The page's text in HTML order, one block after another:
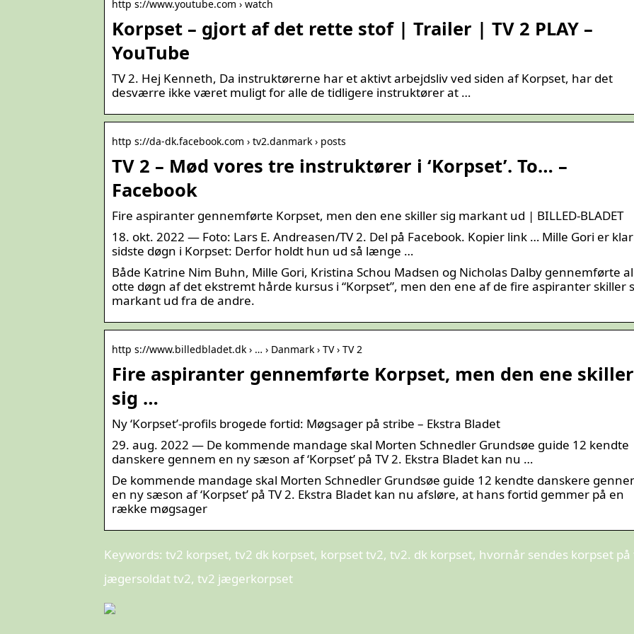
http s://www.youtube.com › watch
Korpset – gjort af det rette stof | Trailer | TV 2 PLAY –
YouTube
TV 2. Hej Kenneth, Da instruktørerne har et aktivt arbejdsliv ved siden af Korpset, har det
desværre ikke været muligt for alle de tidligere instruktører at …
http s://da-dk.facebook.com › tv2.danmark › posts
TV 2 – Mød vores tre instruktører i ‘Korpset’. To… –
Facebook
Fire aspiranter gennemførte Korpset, men den ene skiller sig markant ud | BILLED-BLADET
18. okt. 2022 — Foto: Lars E. Andreasen/TV 2. Del på Facebook. Kopier link … Mille Gori er
sidste døgn i Korpset: Derfor holdt hun ud så længe …
Både Katrine Nim Buhn, Mille Gori, Kristina Schou Madsen og Nicholas Dalby gennemførte
otte døgn af det ekstremt hårde kursus i “Korpset”, men den ene af de fire aspiranter skiller
markant ud fra de andre.
http s://www.billedbladet.dk › … › Danmark › TV › TV 2
Fire aspiranter gennemførte Korpset, men den ene skiller
sig …
Ny ‘Korpset’-profils brogede fortid: Møgsager på stribe – Ekstra Bladet
29. aug. 2022 — De kommende mandage skal Morten Schnedler Grundsøe guide 12 kendte
danskere gennem en ny sæson af ‘Korpset’ på TV 2. Ekstra Bladet kan nu …
De kommende mandage skal Morten Schnedler Grundsøe guide 12 kendte danskere
en ny sæson af ‘Korpset’ på TV 2. Ekstra Bladet kan nu afsløre, at hans fortid gemmer på en
række møgsager
Keywords: tv2 korpset, tv2 dk korpset, korpset tv2, tv2. dk korpset, hvornår sendes korpset på
jægersoldat tv2, tv2 jægerkorpset